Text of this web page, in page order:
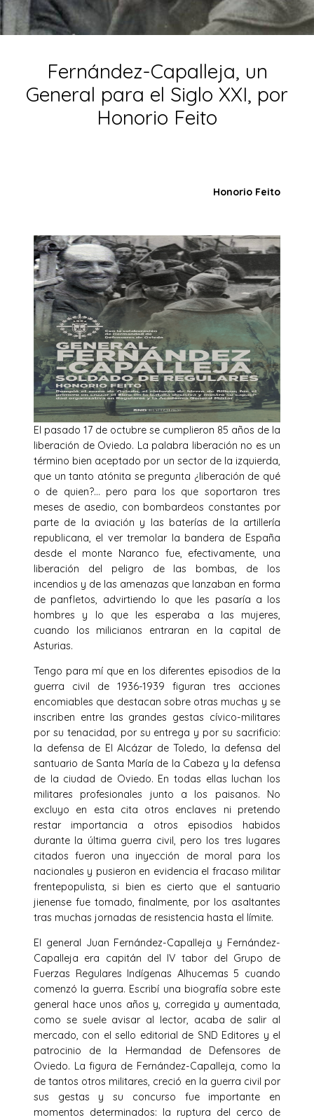
Fernández-Capalleja, un
General para el Siglo XXI, por
Honorio Feito
Honorio Feito
El pasado 17 de octubre se cumplieron 85 años de la
liberación de Oviedo. La palabra liberación no es un
término bien aceptado por un sector de la izquierda,
que un tanto atónita se pregunta ¿liberación de qué
o de quien?… pero para los que soportaron tres
meses de asedio, con bombardeos constantes por
parte de la aviación y las baterías de la artillería
republicana, el ver tremolar la bandera de España
desde el monte Naranco fue, efectivamente, una
liberación del peligro de las bombas, de los
incendios y de las amenazas que lanzaban en forma
de panfletos, advirtiendo lo que les pasaría a los
hombres y lo que les esperaba a las mujeres,
cuando los milicianos entraran en la capital de
Asturias.
Tengo para mí que en los diferentes episodios de la
guerra civil de 1936-1939 figuran tres acciones
encomiables que destacan sobre otras muchas y se
inscriben entre las grandes gestas cívico-militares
por su tenacidad, por su entrega y por su sacrificio:
la defensa de El Alcázar de Toledo, la defensa del
santuario de Santa María de la Cabeza y la defensa
de la ciudad de Oviedo. En todas ellas luchan los
militares profesionales junto a los paisanos. No
excluyo en esta cita otros enclaves ni pretendo
restar importancia a otros episodios habidos
durante la última guerra civil, pero los tres lugares
citados fueron una inyección de moral para los
nacionales y pusieron en evidencia el fracaso militar
frentepopulista, si bien es cierto que el santuario
jienense fue tomado, finalmente, por los asaltantes
tras muchas jornadas de resistencia hasta el límite.
El general Juan Fernández-Capalleja y Fernández-
Capalleja era capitán del IV tabor del Grupo de
Fuerzas Regulares Indígenas Alhucemas 5 cuando
comenzó la guerra. Escribí una biografía sobre este
general hace unos años y, corregida y aumentada,
como se suele avisar al lector, acaba de salir al
mercado, con el sello editorial de SND Editores y el
patrocinio de la Hermandad de Defensores de
Oviedo. La figura de Fernández-Capalleja, como la
de tantos otros militares, creció en la guerra civil por
sus gestas y su concurso fue importante en
momentos determinados: la ruptura del cerco de